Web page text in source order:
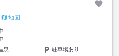
地図
泉
駐車場あり